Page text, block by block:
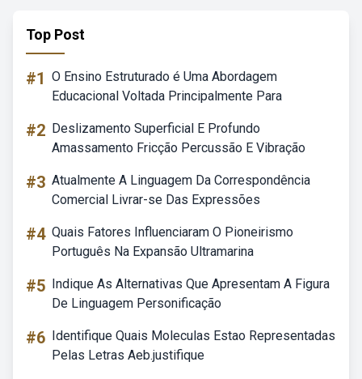
Top Post
#1 O Ensino Estruturado é Uma Abordagem
Educacional Voltada Principalmente Para
#2 Deslizamento Superficial E Profundo
Amassamento Fricção Percussão E Vibração
#3 Atualmente A Linguagem Da Correspondência
Comercial Livrar-se Das Expressões
#4 Quais Fatores Influenciaram O Pioneirismo
Português Na Expansão Ultramarina
#5 Indique As Alternativas Que Apresentam A Figura
De Linguagem Personificação
#6 Identifique Quais Moleculas Estao Representadas
Pelas Letras Aeb.justifique